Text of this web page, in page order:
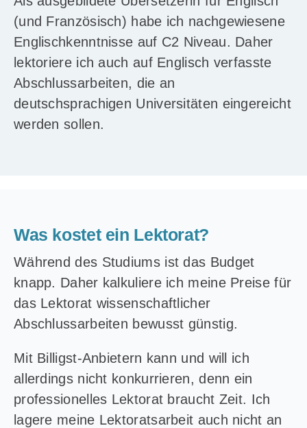
(und Französisch) habe ich nachgewiesene
Englischkenntnisse auf C2 Niveau. Daher
lektoriere ich auch auf Englisch verfasste
Abschlussarbeiten, die an
deutschsprachigen Universitäten eingereicht
werden sollen.
Was kostet ein Lektorat?
Während des Studiums ist das Budget
knapp. Daher kalkuliere ich meine Preise für
das Lektorat wissenschaftlicher
Abschlussarbeiten bewusst günstig.
Mit Billigst-Anbietern kann und will ich
allerdings nicht konkurrieren, denn ein
professionelles Lektorat braucht Zeit. Ich
lagere meine Lektoratsarbeit auch nicht an